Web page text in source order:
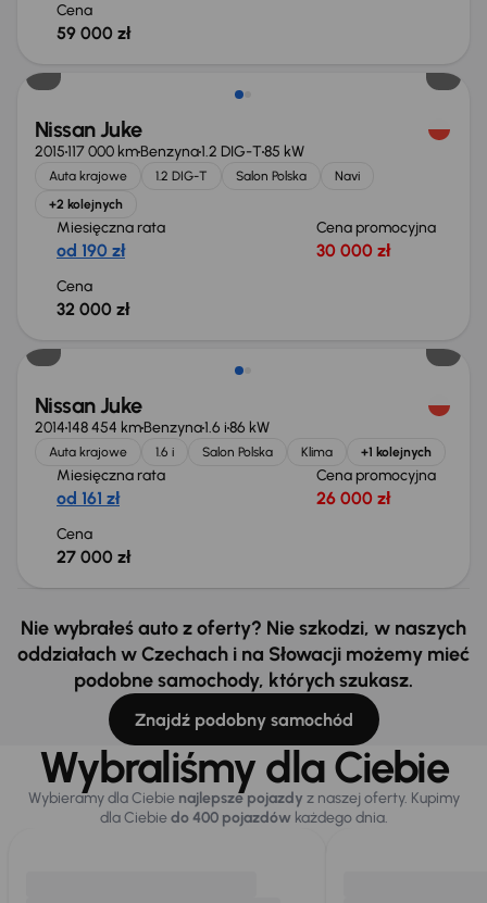
Cena
59 000 zł
Nissan Juke
2015117 000 kmBenzyna1.2 DIG-T85 kW
Auta krajowe 1.2 DIG-T Salon Polska
Navi
+2 kolejnych
Miesięczna rata
od 190 zł
Cena promocyjna
30 000 zł
Cena
32 000 zł
Nissan Juke
2014148 454 kmBenzyna1.6 i86 kW
Auta krajowe 1.6 i Salon Polska Klima +1 kolejnych
Miesięczna rata
od 161 zł
Cena promocyjna
26 000 zł
Cena
27 000 zł
Nie wybrałeś auto z oferty? Nie szkodzi, w naszych
oddziałach w Czechach i na Słowacji możemy mieć
podobne samochody, których szukasz.
Znajdź podobny samochód
Wybraliśmy dla Ciebie
Wybieramy dla Ciebie najlepsze pojazdy z naszej oferty. Kupimy
dla Ciebiedo 400 pojazdówkażdego dnia.